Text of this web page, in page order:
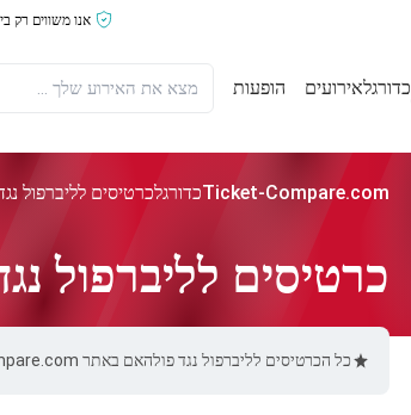
אנו משווים רק
כדורגלאירועים הופעות
Ticket-Compare.comכדורגלכרטיסים לליברפול
כרטיסים לליברפול
כל הכרטיסים לליברפול נגד פולהאם באתר Ticket-Compare.com הם אותנטיים, ממוכרים מאומתים מראש שמספקים אחריות של 100%.